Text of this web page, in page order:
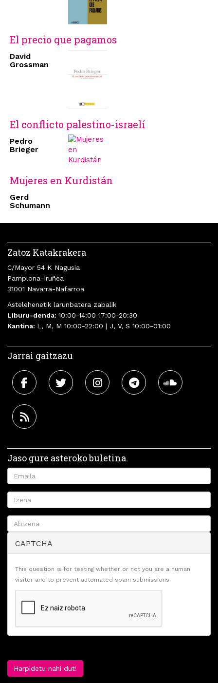
El precio que pagamos
David
Grossman
El conflicto palestino-israelí
Pedro
Brieger
Mujeres en Kurdistán
Gerd
Schumann
Zatoz Katakrakera
C/Mayor 54 K Nagusia
Pamplona-Iruñea
31001 Navarra-Nafarroa
Astelehenetik larunbatera zabalik
Liburu-denda: 10:00-14:00 17:00-20:30
Kantina: L, M, M 10:00-22:00 | J, V, S 10:00-01:00
Jarrai gaitzazu
Jaso gure asteroko buletina.
CAPTCHA
This question is for testing whether or not you are a human
visitor and to prevent automated spam submissions.
Harpidetu nahi dut!